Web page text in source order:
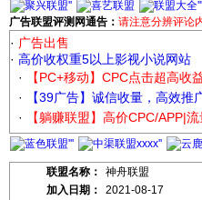
广告联盟评测网通告： 请注意分辨评论
· 广告出售
· 高价收权重5以上影视小说网站
·
【PC+移动】CPC点击超高收
·
【39广告】诚信收量，高效推
·
【躺赚联盟】高价CPC/APP|
联盟名称：
神舟联盟
加入日期：
2021-08-17